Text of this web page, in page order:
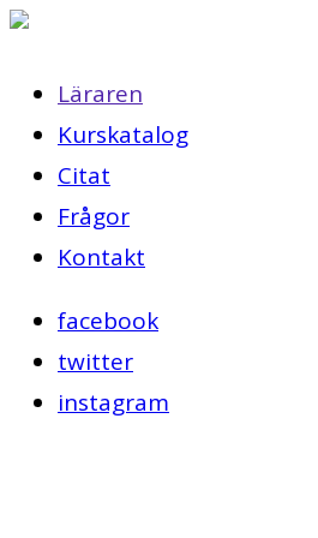
Läraren
Kurskatalog
Citat
Frågor
Kontakt
facebook
twitter
instagram